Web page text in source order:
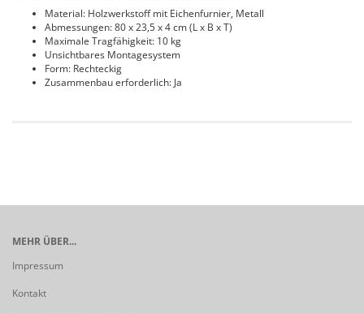
Material: Holzwerkstoff mit Eichenfurnier, Metall
Abmessungen: 80 x 23,5 x 4 cm (L x B x T)
Maximale Tragfähigkeit: 10 kg
Unsichtbares Montagesystem
Form: Rechteckig
Zusammenbau erforderlich: Ja
MEHR ÜBER...
Impressum
Kontakt